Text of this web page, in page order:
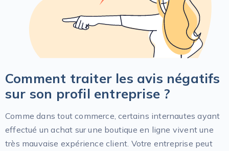
Comment traiter les avis négatifs
sur son profil entreprise ?
Comme dans tout commerce, certains internautes ayant
effectué un achat sur une boutique en ligne vivent une
très mauvaise expérience client. Votre entreprise peut